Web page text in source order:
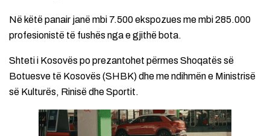
Në këtë panair janë mbi 7.500 ekspozues me mbi 285.000
profesionistë të fushës nga e gjithë bota.
Shteti i Kosovës po prezantohet përmes Shoqatës së
Botuesve të Kosovës (SHBK) dhe me ndihmën e Ministrisë
së Kulturës, Rinisë dhe Sportit.